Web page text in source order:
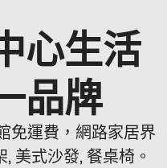
心生活
品牌
免運費，網路家居界
美式沙發, 餐桌椅。